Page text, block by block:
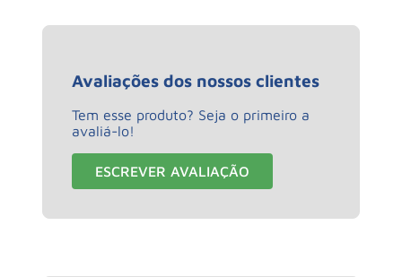
Avaliações dos nossos clientes
Tem esse produto? Seja o primeiro a
avaliá-lo!
ESCREVER AVALIAÇÃO